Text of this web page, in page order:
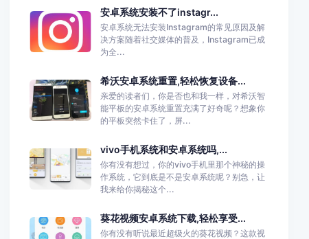
安卓系统安装不了instagr...
安卓系统无法安装Instagram的常见原因及解
决方案随着社交媒体的普及，Instagram已成
为全...
希沃安卓系统重置,轻松恢复设备...
亲爱的读者们，你是否也和我一样，对希沃智
能平板的安卓系统重置充满了好奇呢？想象你
的平板突然卡住了，屏...
vivo手机系统和安卓系统吗,...
你有没有想过，你的vivo手机里那个神秘的操
作系统，它到底是不是安卓系统呢？别急，让
我来给你揭秘这个...
葵花视频安卓系统下载,轻松享受...
你有没有听说最近超级火的葵花视频？这款视